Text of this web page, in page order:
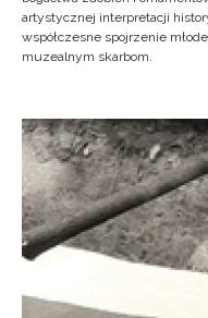
artystycznej interpretacji
współczesne spojrzenie
muzealnym skarbom.